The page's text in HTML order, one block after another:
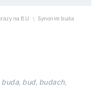
na BU \ Synonim buda
buda, bud, budach,